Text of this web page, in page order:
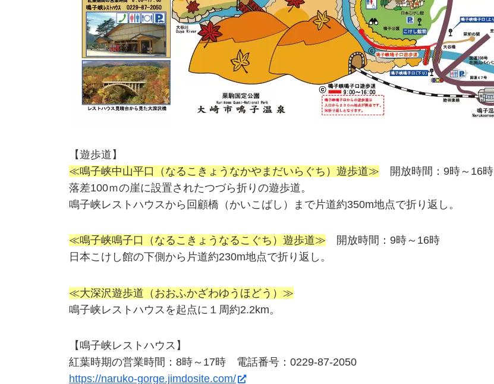
【遊歩道】
≪鳴子峡中山平口（なるこきょうなかやまだいらぐち）遊歩道≫ 開放時間：9時～16時
落差100ｍの崖に設置されたつづら折りの遊歩道。
鳴子峡レストハウスから回顧橋（かいこばし）まで片道約350m地点で折り返し。
≪鳴子峡鳴子口（なるこきょうなるこぐち）遊歩道≫ 開放時間：9時～16時
日本こけし館の下側から片道約230m地点で折り返し。
≪大深沢遊歩道（おおふかざわゆうほどう）≫
鳴子峡レストハウスを起点に１周約2.2km。
【鳴子峡レストハウス】
紅葉時期の営業時間：8時～17時 電話番号：0229-87-2050
https://naruko-gorge.jimdosite.com/